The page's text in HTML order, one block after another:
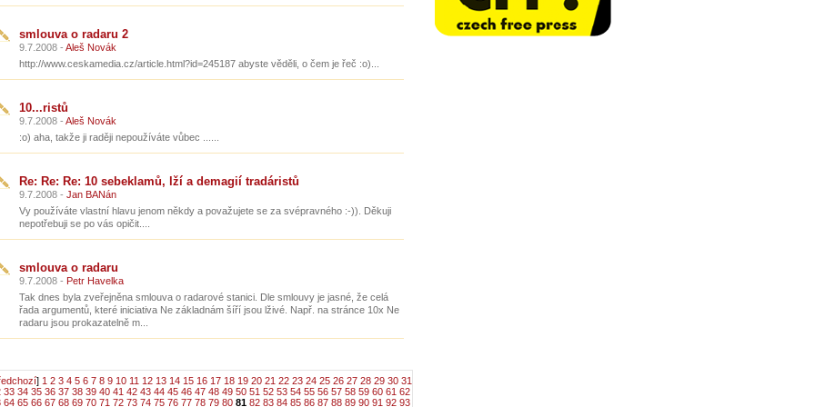
smlouva o radaru 2
9.7.2008 - Aleš Novák
http://www.ceskamedia.cz/article.html?id=245187 abyste věděli, o čem je řeč :o)...
10...ristů
9.7.2008 - Aleš Novák
:o) aha, takže ji raději nepoužíváte vůbec ......
Re: Re: Re: 10 sebeklamů, lží a demagií tradáristů
9.7.2008 - Jan BANán
Vy používáte vlastní hlavu jenom někdy a považujete se za svépravného :-)). Děkuji
nepotřebuji se po vás opičit....
smlouva o radaru
9.7.2008 - Petr Havelka
Tak dnes byla zveřejněna smlouva o radarové stanici. Dle smlouvy je jasné, že celá
řada argumentů, které iniciativa Ne základnám šíří jsou lživé. Např. na stránce 10x Ne
radaru jsou prokazatelně m...
] 1 2 3 4 5 6 7 8 9 10 11 12 13 14 15 16 17 18 19 20 21 22 23 24 25 26 27 28 29 30 31
33 34 35 36 37 38 39 40 41 42 43 44 45 46 47 48 49 50 51 52 53 54 55 56 57 58 59 60 61 62
64 65 66 67 68 69 70 71 72 73 74 75 76 77 78 79 80 81 82 83 84 85 86 87 88 89 90 91 92 93